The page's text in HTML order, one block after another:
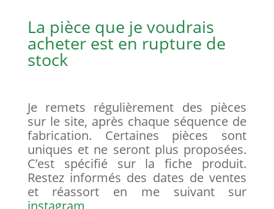
La pièce que je voudrais
acheter est en rupture de
stock
Je remets régulièrement des pièces
sur le site, après chaque séquence de
fabrication. Certaines pièces sont
uniques et ne seront plus proposées.
C’est spécifié sur la fiche produit.
Restez informés des dates de ventes
et réassort en me suivant sur
instagram